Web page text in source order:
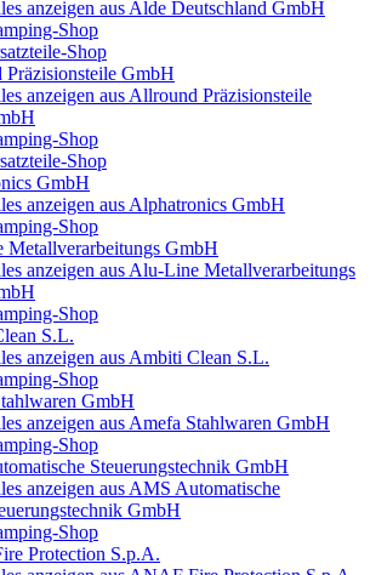
anzeigen aus Alde Deutschland GmbH
Shop
Shop
GmbH
anzeigen aus Allround Präzisionsteile
Shop
Shop
GmbH
anzeigen aus Alphatronics GmbH
Shop
Metallverarbeitungs GmbH
anzeigen aus Alu-Line Metallverarbeitungs
Shop
S.L.
anzeigen aus Ambiti Clean S.L.
Shop
GmbH
anzeigen aus Amefa Stahlwaren GmbH
Shop
Steuerungstechnik GmbH
anzeigen aus AMS Automatische
GmbH
Shop
Protection S.p.A.